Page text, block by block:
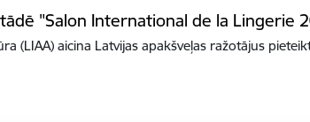
"Salon International de la Lingerie
(LIAA) aicina Latvijas apakšveļas ražotājus